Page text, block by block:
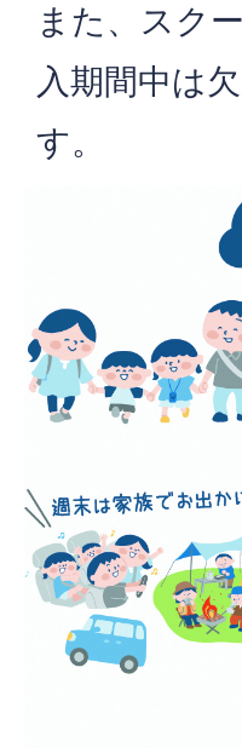
また、スク
入期間中は
す。